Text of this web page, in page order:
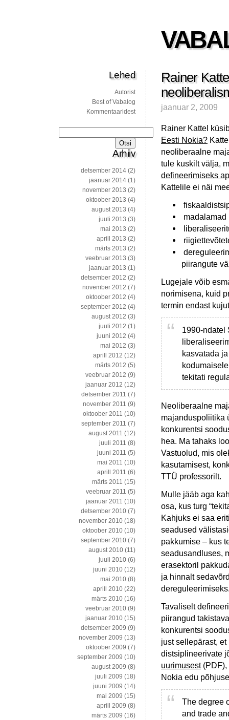
Rainer
jaanuar 2, 2009
Rainer Kattel
Eesti Nokia?
neoliberaalne
tule kuskilt välja,
defineerimiseks
Kattelile ei näi
madalamad
piirangute
Lugejale võib
norimisena, kuid
termin endast
1990-ndatel
kasvatada
tekitati
Neoliberaalne
majanduspoliitika
konkurentsi
hea. Ma tahaks
Vastuolud, mis
kasutamisest,
TTÜ professorilt.
Mulle jääb aga
osa, kus turg
Kahjuks ei saa
seadused
pakkumise – kus
seadusandluses,
erasektoril
ja hinnalt
Tavaliselt
piirangud
konkurentsi
just sellepärast,
distsiplineerivate
uurimusest(PDF),
Nokia edu
The degree
and trade
Lehed
Autorist
Best of Vabalog
Kommentaaridest
Arhiiv
detsember 2014 (2)
jaanuar 2014 (1)
november 2013 (2)
oktoober 2013 (4)
august 2013 (4)
juuli 2013 (3)
mai 2013 (2)
aprill 2013 (2)
märts 2013 (2)
veebruar 2013 (3)
jaanuar 2013 (1)
detsember 2012 (2)
november 2012 (7)
oktoober 2012 (4)
september 2012 (4)
august 2012 (3)
juuli 2012 (1)
juuni 2012 (4)
mai 2012 (3)
aprill 2012 (12)
märts 2012 (5)
veebruar 2012 (9)
jaanuar 2012 (12)
detsember 2011 (7)
november 2011 (9)
oktoober 2011 (10)
september 2011 (7)
august 2011 (12)
juuli 2011 (8)
juuni 2011 (5)
mai 2011 (10)
aprill 2011 (6)
märts 2011 (15)
veebruar 2011 (5)
jaanuar 2011 (10)
detsember 2010 (7)
november 2010 (18)
oktoober 2010 (10)
september 2010 (7)
august 2010 (11)
juuli 2010 (6)
juuni 2010 (12)
mai 2010 (8)
aprill 2010 (22)
märts 2010 (16)
veebruar 2010 (9)
jaanuar 2010 (15)
detsember 2009 (9)
november 2009 (13)
oktoober 2009 (7)
september 2009 (10)
august 2009 (8)
juuli 2009 (18)
juuni 2009 (14)
mai 2009 (15)
aprill 2009 (8)
märts 2009 (16)